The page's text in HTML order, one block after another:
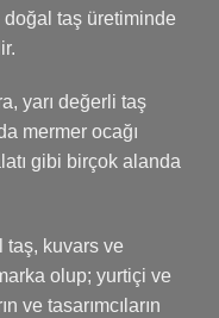
doğal taş üretiminde
yarı değerli taş
mermer ocağı
gibi birçok alanda
taş, kuvars ve
olup; yurtiçi ve
ve tasarımcıların